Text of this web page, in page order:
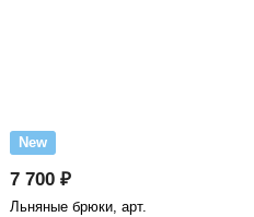
New
7 700 ₽
Льняные брюки, арт.